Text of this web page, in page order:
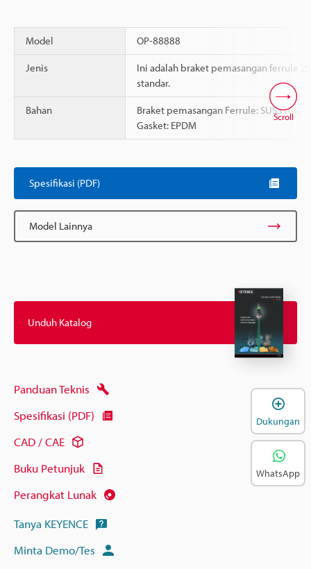
Model OP-88888
Jenis
Ini adalah braket pemasangan ferrule 2S
standar.
Bahan
Braket pemasangan Ferrule: SUS316L
Gasket: EPDM
Scroll
Spesifikasi (PDF)
Model Lainnya
Unduh Katalog
Panduan Teknis
Spesifikasi (PDF)
CAD / CAE
Buku Petunjuk
Perangkat Lunak
Tanya KEYENCE
Minta Demo/Tes
Dukungan
WhatsApp